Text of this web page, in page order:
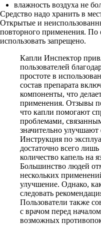
влажность воздуха не
Средство надо хранить в
Открытые и
повторного применения. По
использовать запрещено.
Капли Инспектор
пользователей
простоте в
состав препарата
компоненты, что
применения. Отзывы
что капли помогают
проблемами,
значительно улучшают
Инструкция по
достаточно всего
количество капель на
Большинство людей
нескольких
улучшение. Однако,
следовать
Пользователи также
с врачом перед
возможных